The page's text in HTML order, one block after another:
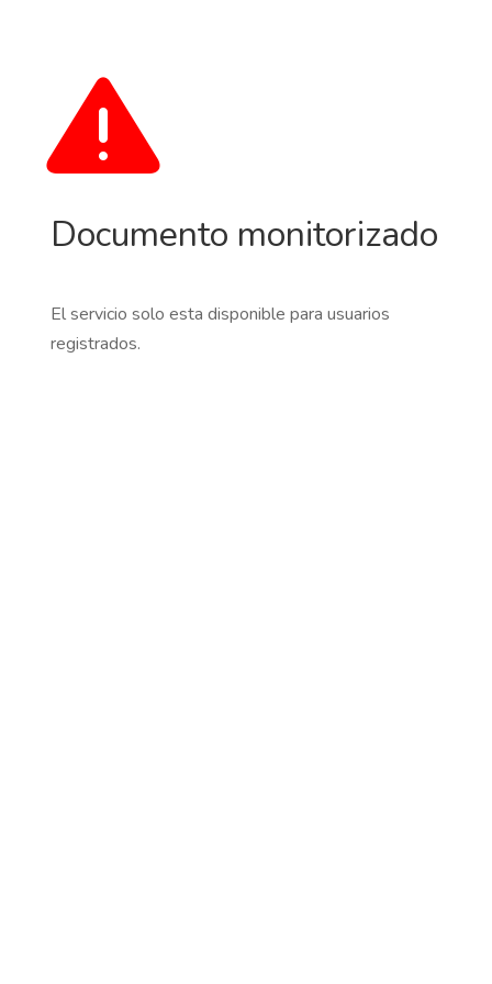
Documento monitorizado
El servicio solo esta disponible para usuarios
registrados.